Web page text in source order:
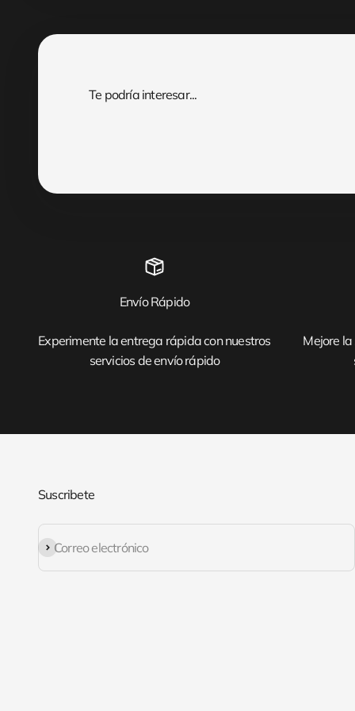
Envío Rápido
Experimente la entrega rápida con nuestros
servicios de envío rápido
Mejore
Suscribete
Correo electrónico
Suscribirse